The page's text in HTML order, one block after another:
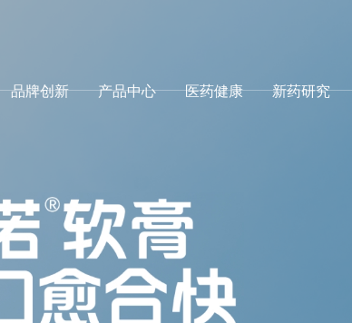
品牌创新 产品中心 医药健康 新药研究